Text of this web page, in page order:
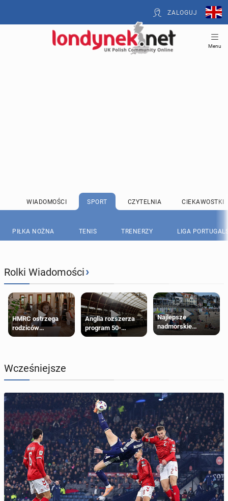
ZALOGUJ
Menu
WIADOMOŚCI SPORT CZYTELNIA CIEKAWOSTKI
PIŁKA NOŻNA TENIS TRENERZY LIGA
Rolki Wiadomości›
HMRC ostrzega
rodziców
pobierających Child
zwrotu zasiłku
Anglia rozszerza
program 50-
procentowych
Najlepsze
nadmorskie
miasteczko blisko
Wcześniejsze